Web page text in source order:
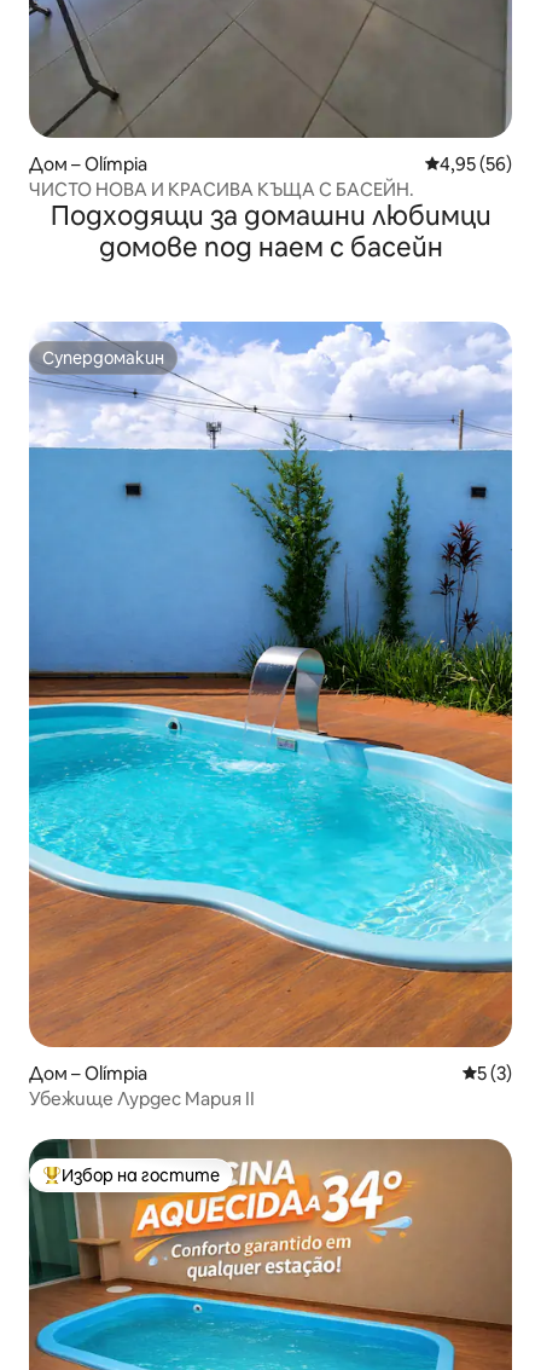
Дом – Olímpia Средна
4,95 (56)
ЧИСТО НОВА И КРАСИВА КЪЩА С БАСЕЙН.
Подходящи за домашни любимци
домове под наем с басейн
Супердомакин
Супердомакин
Дом – Olímpia Средна
5 (3)
Убежище Лурдес Мария II
Най-популярен избор на гостите
Избор на гостите